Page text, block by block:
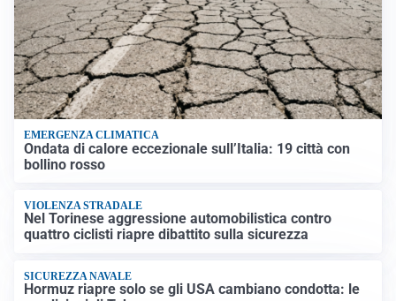
EMERGENZA CLIMATICA
Ondata di calore eccezionale sull’Italia: 19 città con
bollino rosso
VIOLENZA STRADALE
Nel Torinese aggressione automobilistica contro
quattro ciclisti riapre dibattito sulla sicurezza
SICUREZZA NAVALE
Hormuz riapre solo se gli USA cambiano condotta: le